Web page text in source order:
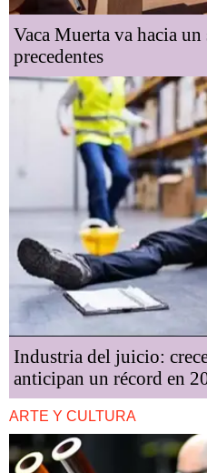
Vaca Muerta va hacia
precedentes
Industria del juicio:
anticipan un récord en
ARTE Y CULTURA